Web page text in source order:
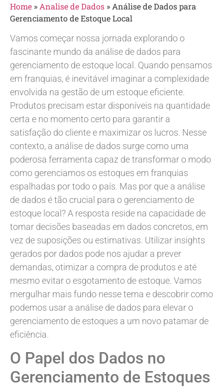
Home » Analise de Dados » Análise de Dados para
Gerenciamento de Estoque Local
Vamos começar nossa jornada explorando o
fascinante mundo da análise de dados para
gerenciamento de estoque local. Quando pensamos
em franquias, é inevitável imaginar a complexidade
envolvida na gestão de um estoque eficiente.
Produtos precisam estar disponíveis na quantidade
certa e no momento certo para garantir a
satisfação do cliente e maximizar os lucros. Nesse
contexto, a análise de dados surge como uma
poderosa ferramenta capaz de transformar o modo
como gerenciamos os estoques em franquias
espalhadas por todo o país. Mas por que a análise
de dados é tão crucial para o gerenciamento de
estoque local? A resposta reside na capacidade de
tomar decisões baseadas em dados concretos, em
vez de suposições ou estimativas. Utilizar insights
gerados por dados pode nos ajudar a prever
demandas, otimizar a compra de produtos e até
mesmo evitar o esgotamento de estoque. Vamos
mergulhar mais fundo nesse tema e descobrir como
podemos usar a análise de dados para elevar o
gerenciamento de estoques a um novo patamar de
eficiência.
O Papel dos Dados no
Gerenciamento de Estoques